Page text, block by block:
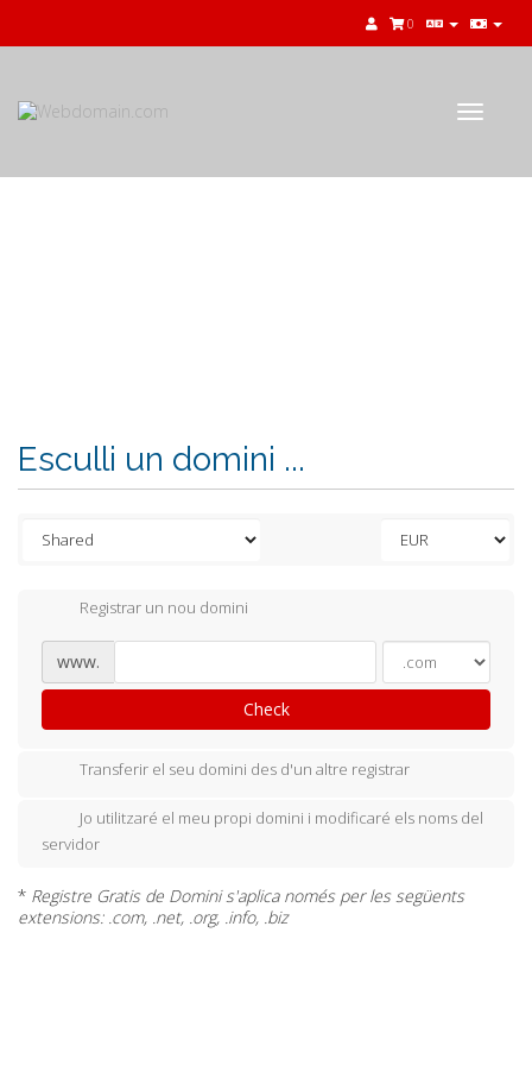
0
Toggle
Esculli un domini ...
Registrar un nou domini
www.
Check
Transferir el seu domini des d'un altre registrar
Jo utilitzaré el meu propi domini i modificaré els noms del
servidor
* Registre Gratis de Domini s'aplica només per les següents
extensions: .com, .net, .org, .info, .biz